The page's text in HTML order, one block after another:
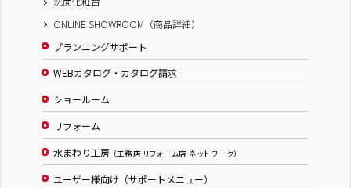
ONLINE SHOWROOM（商品詳細）
プランニングサポート
WEBカタログ・カタログ請求
ショールーム
リフォーム
水まわり工房 （工務店 リフォーム店 ネットワーク）
ユーザー様向け（サポートメニュー）